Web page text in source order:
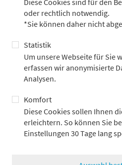
oder rechtlich notwendig.
*Sie können daher nicht
Statistik
Um unsere Webseite für Sie
erfassen wir anonymisierte
Analysen.
Komfort
Diese Cookies sollen Ihnen
erleichtern. So können Sie
Einstellungen 30 Tage lang
Wir haben eine Stadtführung
dabei haben wir einige Kollegen
letzten Jahrgangs besser
auch das Seminar zur
großen Spaß gemacht, und es hat
sich im Umgang mit Kollegen,
sicherer fühlt. Außerdem hat mir
Formulierung genau nachdenken
und treffend wie möglich